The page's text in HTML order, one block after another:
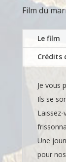
Film du
Le film
Crédits
Je vous
Ils se
Une
pour